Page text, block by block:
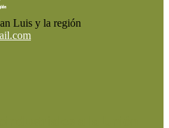
Luis y la región